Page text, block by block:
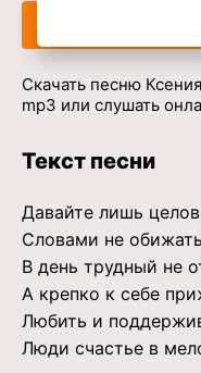
Скачать песню
mp3 или слушать
Текст песни
Давайте лишь
Словами не обижать
В день трудный не
А крепко к себе
Любить и
Люди счастье в